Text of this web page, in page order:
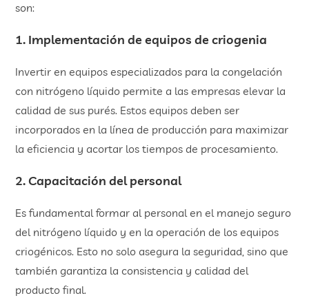
son:
1. Implementación de equipos de criogenia
Invertir en equipos especializados para la congelación
con nitrógeno líquido permite a las empresas elevar la
calidad de sus purés. Estos equipos deben ser
incorporados en la línea de producción para maximizar
la eficiencia y acortar los tiempos de procesamiento.
2. Capacitación del personal
Es fundamental formar al personal en el manejo seguro
del nitrógeno líquido y en la operación de los equipos
criogénicos. Esto no solo asegura la seguridad, sino que
también garantiza la consistencia y calidad del
producto final.